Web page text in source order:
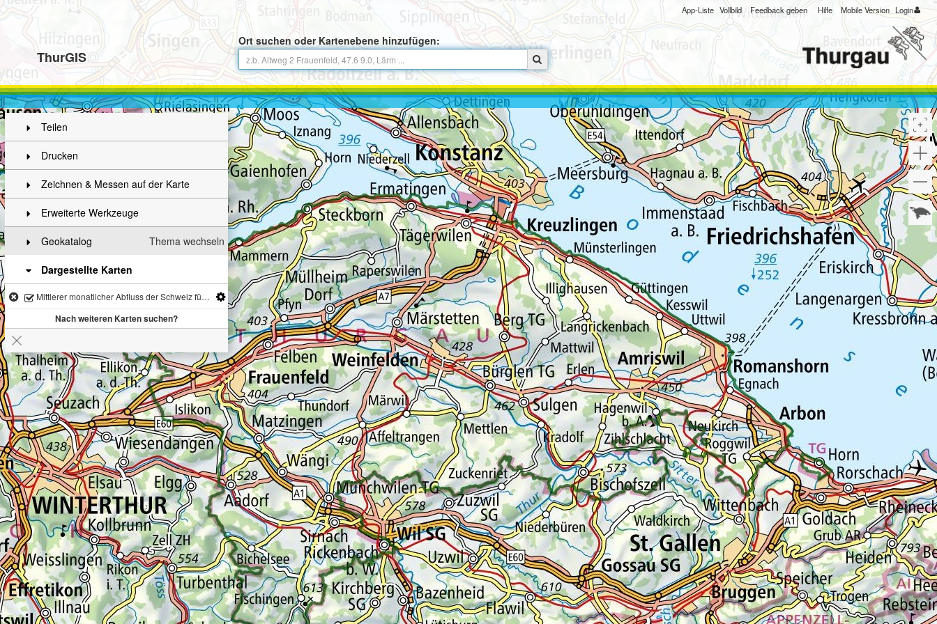
ThurGIS
Ort suchen oder Kartenebene hinzufügen:
App-Liste Vollbild Feedback geben Hilfe Mobile Version Login
Teilen
Drucken
Zeichnen & Messen auf der Karte
Erweiterte Werkzeuge
Thema wechseln
Geokatalog
Dargestellte Karten
Mittlerer monatlicher Abfluss der Schweiz für die nahe Zukunft (2021 - 2050) Februar
Nach weiteren Karten suchen?